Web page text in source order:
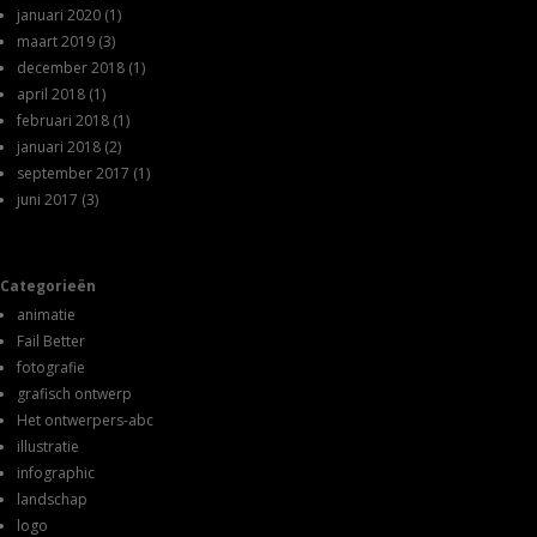
januari 2020 (1)
maart 2019 (3)
december 2018 (1)
april 2018 (1)
februari 2018 (1)
januari 2018 (2)
september 2017 (1)
juni 2017 (3)
Categorieën
animatie
Fail Better
fotografie
grafisch ontwerp
Het ontwerpers-abc
illustratie
infographic
landschap
logo